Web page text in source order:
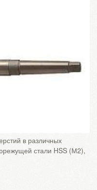
в различных
стали HSS (М2),